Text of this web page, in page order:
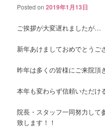
Posted on2019年1月13日
ご挨拶が大変遅れましたが…
新年あけましておめでとうご
昨年は多くの皆様にご来院頂
本年も変わらず信頼いただけ
院長・スタッフ一同努力して
致します！！